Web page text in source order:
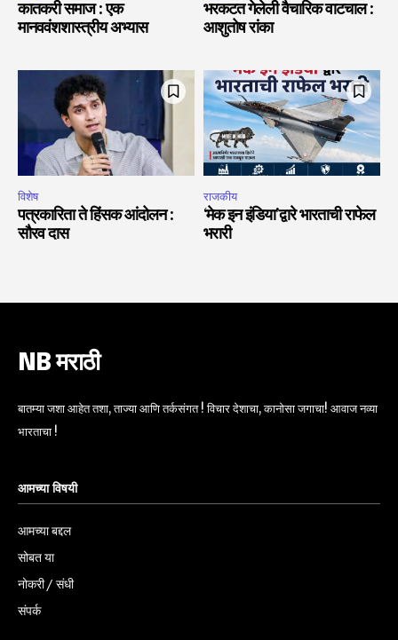
कातकरी समाज : एक
मानववंशशास्त्रीय अभ्यास
भरकटत गेलेली वैचारिक वाटचाल :
आशुतोष रांका
विशेष
पत्रकारिता ते हिंसक आंदोलन :
सौरव दास
राजकीय
‘मेक इन इंडिया’द्वारे भारताची राफेल
भरारी
NB मराठी
बातम्या जशा आहेत तशा, ताज्या आणि तर्कसंगत ! विचार देशाचा, कानोसा जगाचा! आवाज नव्या
भारताचा !
आमच्या विषयी
आमच्या बद्दल
सोबत या
नोकरी / संधी
संपर्क